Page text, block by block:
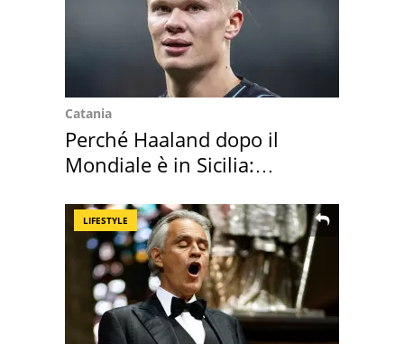
Catania
Perché Haaland dopo il
Mondiale è in Sicilia:
LIFESTYLE